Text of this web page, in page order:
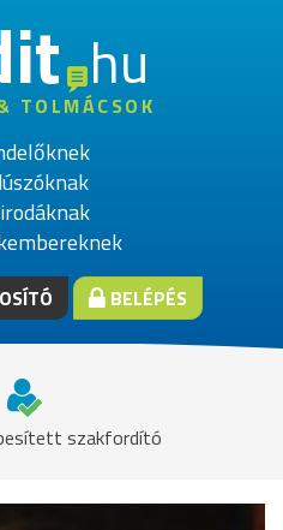
hu
TOLMÁCSOK
BELÉPÉS
szakfordító